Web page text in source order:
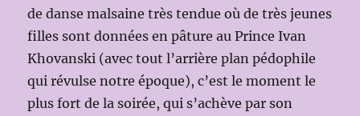
de danse malsaine très tendue où de très jeunes
filles sont données en pâture au Prince Ivan
Khovanski (avec tout l’arrière plan pédophile
qui révulse notre époque), c’est le moment le
plus fort de la soirée, qui s’achève par son